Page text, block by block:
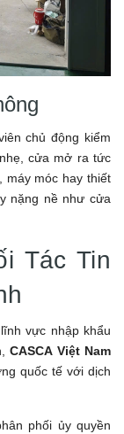
chủ động kiểm
cửa mở ra tức
máy móc hay thiết
nặng nề như cửa
Tác Tin
vực nhập khẩu
CASCA Việt Nam
quốc tế với dịch
phối ủy quyền